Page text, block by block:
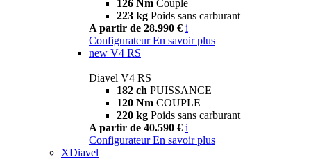
126 Nm Couple
223 kg Poids sans carburant
A partir de 28.990 € i
Configurateur En savoir plus
new V4 RS
Diavel V4 RS
182 ch PUISSANCE
120 Nm COUPLE
220 kg Poids sans carburant
A partir de 40.590 € i
Configurateur En savoir plus
XDiavel